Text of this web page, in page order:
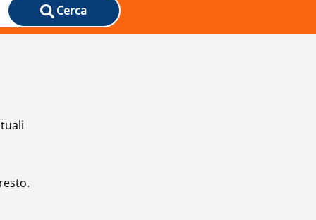
Cerca